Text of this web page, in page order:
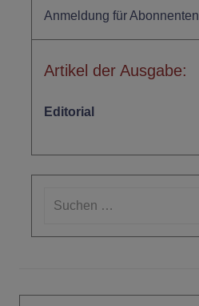
Anmeldung für Abonnenten
Artikel der Ausgabe:
Editorial
Suchen